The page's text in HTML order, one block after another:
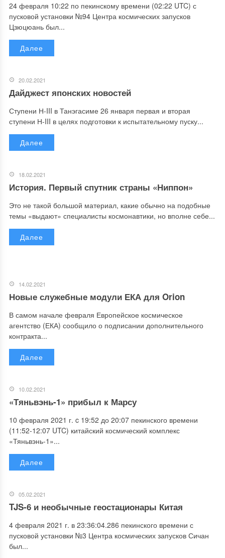
24 февраля 10:22 по пекинскому времени (02:22 UTC) с
пусковой установки №94 Центра космических запусков
Цзюцюань был...
Далее
20.02.2021
Дайджест японских новостей
Ступени Н-III в Танэгасиме 26 января первая и вторая
ступени Н-III в целях подготовки к испытательному пуску...
Далее
18.02.2021
История. Первый спутник страны «Ниппон»
Это не такой большой материал, какие обычно на подобные
темы «выдают» специалисты космонавтики, но вполне себе...
Далее
14.02.2021
Новые служебные модули ЕКА для Orion
В самом начале февраля Европейское космическое
агентство (ЕКА) сообщило о подписании дополнительного
контракта...
Далее
10.02.2021
«Тяньвэнь-1» прибыл к Марсу
10 февраля 2021 г. c 19:52 до 20:07 пекинского времени
(11:52-12:07 UTC) китайский космический комплекс
«Тяньвэнь-1»...
Далее
05.02.2021
TJS-6 и необычные геостационары Китая
4 февраля 2021 г. в 23:36:04.286 пекинского времени с
пусковой установки №3 Центра космических запусков Сичан
был...